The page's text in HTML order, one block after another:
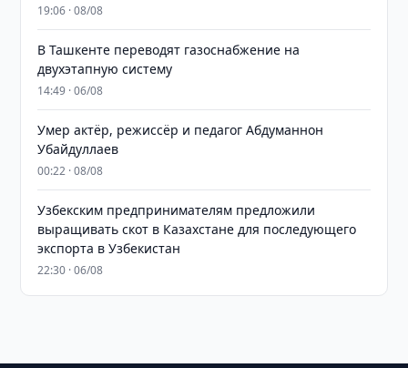
19:06 · 08/08
В Ташкенте переводят газоснабжение на
двухэтапную систему
14:49 · 06/08
Умер актёр, режиссёр и педагог Абдуманнон
Убайдуллаев
00:22 · 08/08
Узбекским предпринимателям предложили
выращивать скот в Казахстане для последующего
экспорта в Узбекистан
22:30 · 06/08